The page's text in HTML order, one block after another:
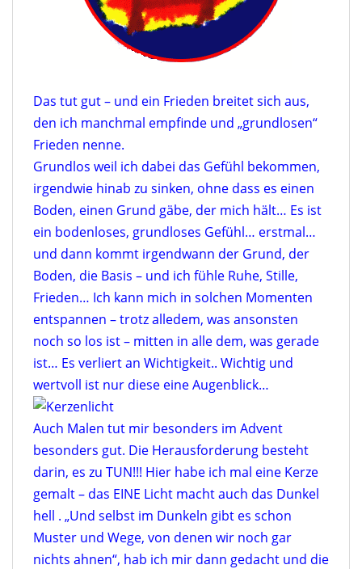
Das tut gut – und ein Frieden breitet sich aus,
den ich manchmal empfinde und „grundlosen“
Frieden nenne.
Grundlos weil ich dabei das Gefühl bekommen,
irgendwie hinab zu sinken, ohne dass es einen
Boden, einen Grund gäbe, der mich hält… Es ist
ein bodenloses, grundloses Gefühl… erstmal…
und dann kommt irgendwann der Grund, der
Boden, die Basis – und ich fühle Ruhe, Stille,
Frieden… Ich kann mich in solchen Momenten
entspannen – trotz alledem, was ansonsten
noch so los ist – mitten in alle dem, was gerade
ist… Es verliert an Wichtigkeit.. Wichtig und
wertvoll ist nur diese eine Augenblick…
Auch Malen tut mir besonders im Advent
besonders gut. Die Herausforderung besteht
darin, es zu TUN!!! Hier habe ich mal eine Kerze
gemalt – das EINE Licht macht auch das Dunkel
hell . „Und selbst im Dunkeln gibt es schon
Muster und Wege, von denen wir noch gar
nichts ahnen“, hab ich mir dann gedacht und die